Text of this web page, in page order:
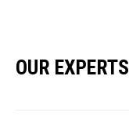
OUR EXPERTS